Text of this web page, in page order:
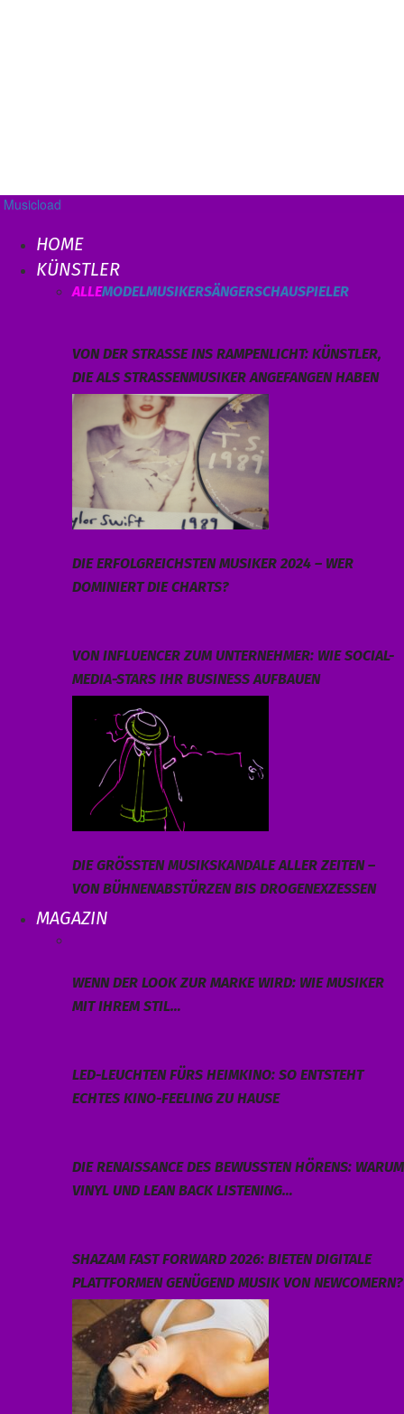
Musicload
HOME
KÜNSTLER
ALLEMODELMUSIKERSÄNGERSCHAUSPIELER
VON DER STRASSE INS RAMPENLICHT: KÜNSTLER, D
IE ALS STRASSENMUSIKER ANGEFANGEN HABEN
DIE ERFOLGREICHSTEN MUSIKER 2024 – WER
DOMINIERT DIE CHARTS?
VON INFLUENCER ZUM UNTERNEHMER: WIE SOCIAL-
MEDIA-STARS IHR BUSINESS AUFBAUEN
DIE GRÖSSTEN MUSIKSKANDALE ALLER ZEITEN – V
ON BÜHNENABSTÜRZEN BIS DROGENEXZESSEN
MAGAZIN
WENN DER LOOK ZUR MARKE WIRD: WIE MUSIKER
MIT IHREM STIL…
LED-LEUCHTEN FÜRS HEIMKINO: SO ENTSTEHT
ECHTES KINO-FEELING ZU HAUSE
DIE RENAISSANCE DES BEWUSSTEN HÖRENS: WARUM
VINYL UND LEAN BACK LISTENING…
SHAZAM FAST FORWARD 2026: BIETEN DIGITALE
PLATTFORMEN GENÜGEND MUSIK VON NEWCOMERN?